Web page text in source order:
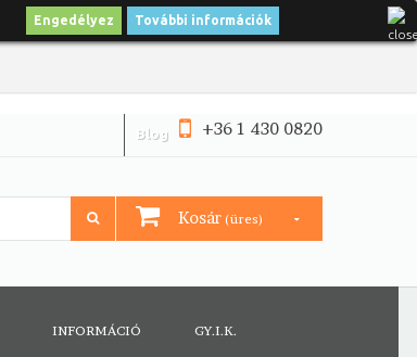
+36 1 430 0820
Blog
Kosár (üres)
INFORMÁCIÓ GY.I.K.
Engedélyez További információk